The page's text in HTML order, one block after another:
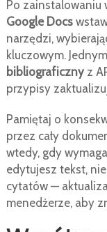
Po zainstalowaniu
Google Docs
narzędzi,
kluczowym.
bibliograficznyz
przypisy
Pamiętaj o
przez cały
wtedy, gdy
edytujesz tekst,
cytatów —
menedżerze, aby